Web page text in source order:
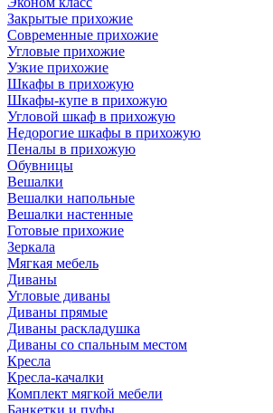
Закрытые прихожие
Современные прихожие
Угловые прихожие
Узкие прихожие
Шкафы в прихожую
Шкафы-купе в прихожую
Угловой шкаф в прихожую
Недорогие шкафы в прихожую
Пеналы в прихожую
Обувницы
Вешалки
Вешалки напольные
Вешалки настенные
Готовые прихожие
Зеркала
Мягкая мебель
Диваны
Угловые диваны
Диваны прямые
Диваны раскладушка
Диваны со спальным местом
Кресла
Кресла-качалки
Комплект мягкой мебели
Банкетки и пуфы